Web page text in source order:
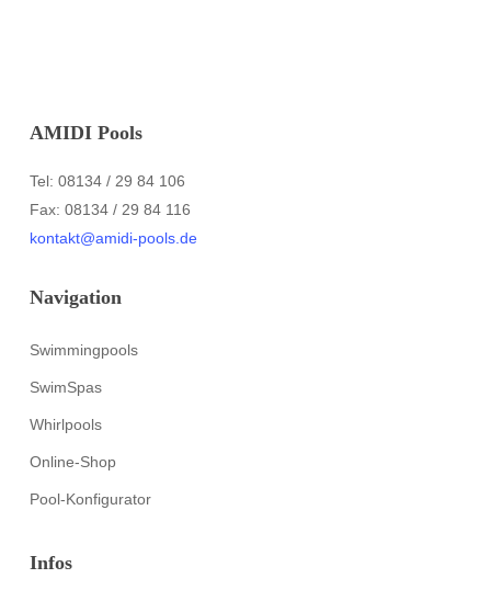
AMIDI Pools
Tel: 08134 / 29 84 106
Fax: 08134 / 29 84 116
kontakt@amidi-pools.de
Navigation
Swimmingpools
SwimSpas
Whirlpools
Online-Shop
Pool-Konfigurator
Infos